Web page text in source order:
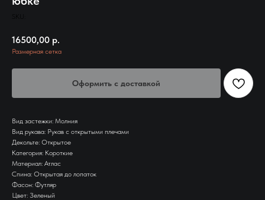
SKU:
16500,00 р.
Размерная сетка
Оформить с доставкой
Вид застежки: Молния
Вид рукава: Рукав с открытыми плечами
Декольте: Открытое
Категория: Короткие
Материал: Атлас
Спина: Открытая до лопаток
Фасон: Футляр
Цвет: Зеленый